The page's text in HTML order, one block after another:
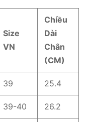
Size
VN
Chiều
Dài
Chân
(CM)
39 25.4
39-40 26.2